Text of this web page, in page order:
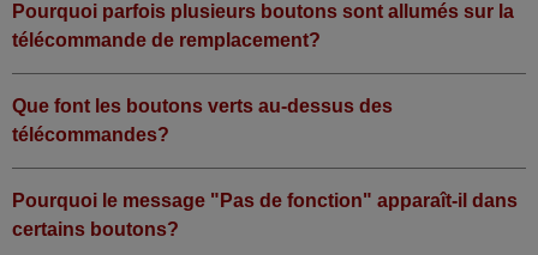
Pourquoi parfois plusieurs boutons sont allumés sur la
télécommande de remplacement?
Que font les boutons verts au-dessus des
télécommandes?
Pourquoi le message "Pas de fonction" apparaît-il dans
certains boutons?